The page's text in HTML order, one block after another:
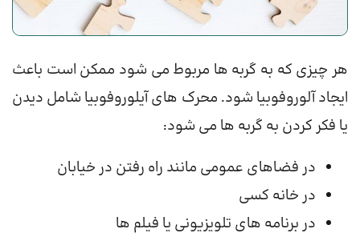
هر چیزی که به گربه ها مربوط می شود ممکن است باعث
ایجاد آلوروفوبیا شود. محرک های آیلوروفوبیا شامل دیدن
یا فکر کردن به گربه ها می شود:
در فضاهای عمومی مانند راه رفتن در خیابان
در خانه کسی
در برنامه های تلویزیونی یا فیلم ها